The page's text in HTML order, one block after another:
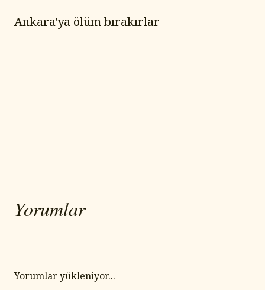
Ankara'ya ölüm bırakırlar
Yorumlar
Yorumlar yükleniyor...